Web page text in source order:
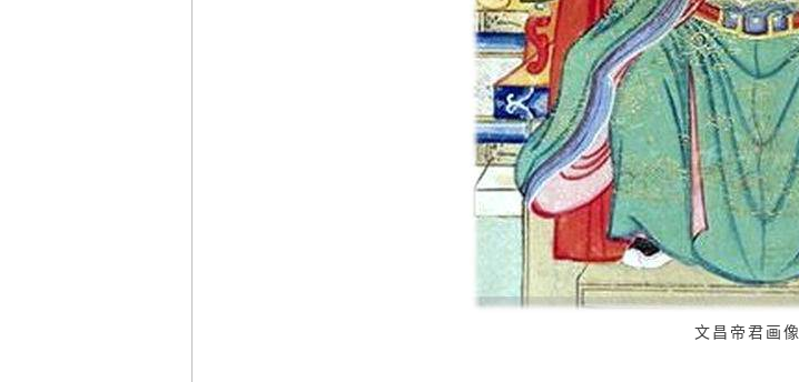
文昌帝君画像